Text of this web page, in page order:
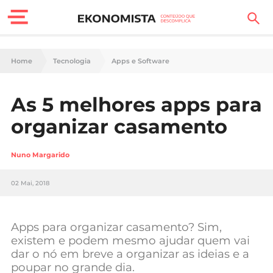
Finanças Pessoais
Carreira
Casa
Tecnologia
Negócios
Home Tecnologia Apps e Software
As 5 melhores apps para
organizar casamento
Nuno Margarido
02 Mai, 2018
Apps para organizar casamento? Sim,
existem e podem mesmo ajudar quem vai
dar o nó em breve a organizar as ideias e a
poupar no grande dia.